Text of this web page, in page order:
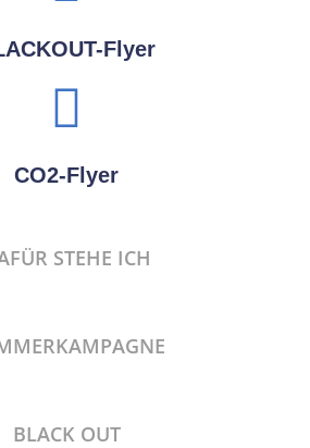
Flyer
CO2-Flyer
STEHE ICH
BLACK OUT